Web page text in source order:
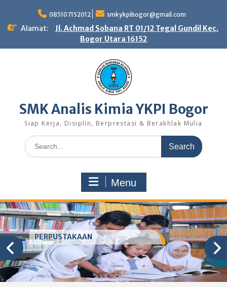
content
085107152012 smkykpibogor@gmail.com
Alamat:
Jl. Achmad Sobana RT 01/12 Tegal Gundil Kec.
Bogor Utara 16152
SMK Analis Kimia YKPI Bogor
Siap Kerja, Disiplin, Berprestasi & Berakhlak Mulia
Search
for:
Menu
PERPUSTAKAAN